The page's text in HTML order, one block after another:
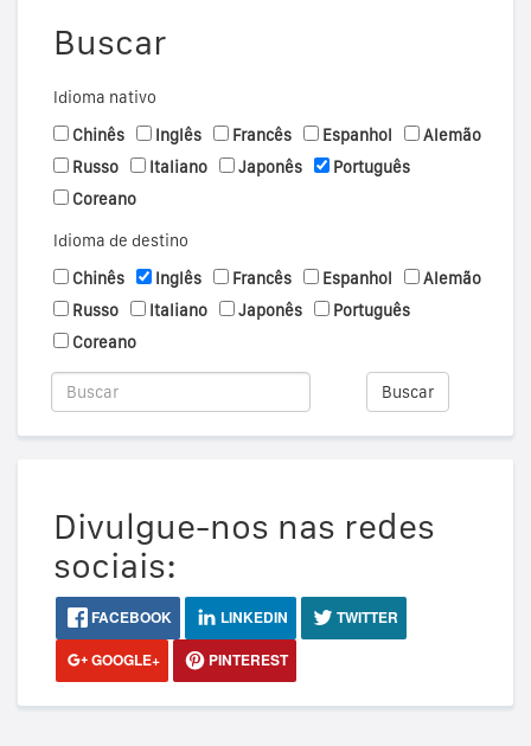
Buscar
Idioma nativo
Chinês
Inglês Francês Espanhol
Alemão
Russo
Italiano Japonês
Português
Coreano
Idioma de destino
Chinês
Inglês Francês Espanhol
Alemão
Russo
Italiano Japonês
Português
Coreano
Buscar
Divulgue-nos nas redes
sociais:
FACEBOOK LINKEDIN
TWITTER
GOOGLE+
PINTEREST